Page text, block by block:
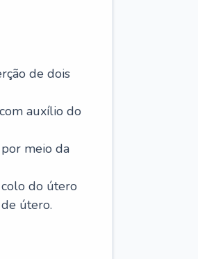
de dois
auxílio do
meio da
do útero
útero.